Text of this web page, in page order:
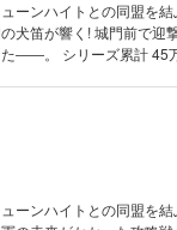
ーンハイトとの同盟を
犬笛が響く! 城門前で迎
なろう」年
ーンハイトとの同盟を